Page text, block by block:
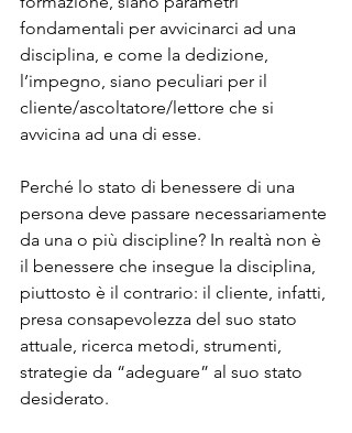
fondamentali per avvicinarci ad una
disciplina, e come la dedizione,
l’impegno, siano peculiari per il
cliente/ascoltatore/lettore che si
avvicina ad una di esse.
Perché lo stato di benessere di una
persona deve passare necessariamente
da una o più discipline? In realtà non è
il benessere che insegue la disciplina,
piuttosto è il contrario: il cliente, infatti,
presa consapevolezza del suo stato
attuale, ricerca metodi, strumenti,
strategie da “adeguare” al suo stato
desiderato.